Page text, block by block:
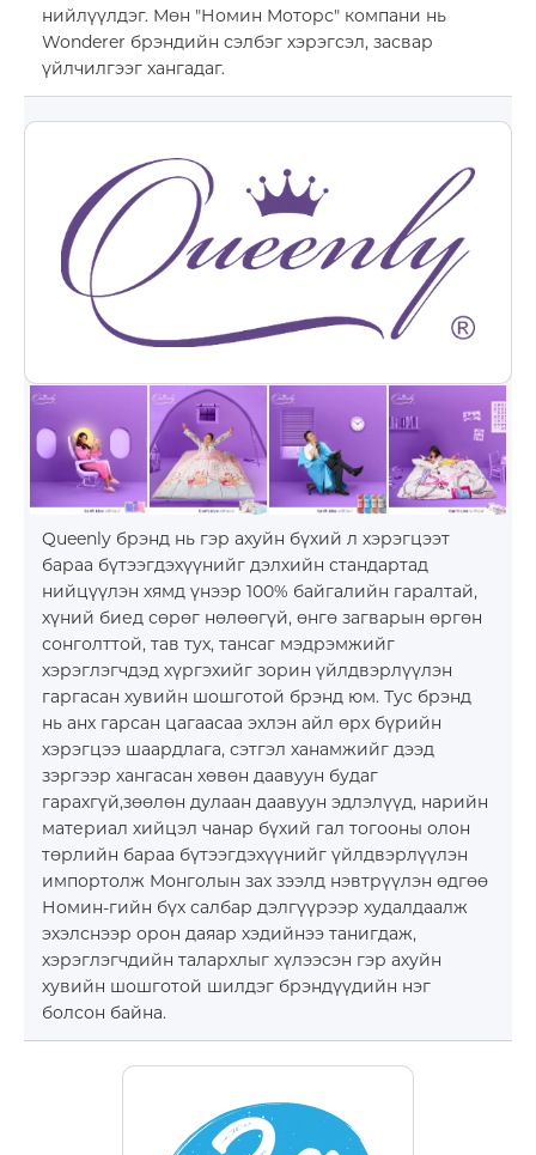
Барилга үл хөдлөх хөрөнгө
БРЭНД
НИЙГМИЙН ХАРИУЦЛАГА
Мэдээ мэдээлэл
нийлүүлдэг. Мөн "Номин Моторс" компани нь
Wonderer брэндийн сэлбэг хэрэгсэл, засвар
үйлчилгээг хангадаг.
Queenly брэнд нь гэр ахуйн бүхий л хэрэгцээт
бараа бүтээгдэхүүнийг дэлхийн стандартад
нийцүүлэн хямд үнээр 100% байгалийн гаралтай,
хүний биед сөрөг нөлөөгүй, өнгө загварын өргөн
сонголттой, тав тух, тансаг мэдрэмжийг
хэрэглэгчдэд хүргэхийг зорин үйлдвэрлүүлэн
гаргасан хувийн шошготой брэнд юм. Тус брэнд
нь анх гарсан цагаасаа эхлэн айл өрх бүрийн
хэрэгцээ шаардлага, сэтгэл ханамжийг дээд
зэргээр хангасан хөвөн даавуун будаг
гарахгүй,зөөлөн дулаан даавуун эдлэлүүд, нарийн
материал хийцэл чанар бүхий гал тогооны олон
төрлийн бараа бүтээгдэхүүнийг үйлдвэрлүүлэн
импортолж Монголын зах зээлд нэвтрүүлэн өдгөө
Номин-гийн бүх салбар дэлгүүрээр худалдаалж
эхэлснээр орон даяар хэдийнээ танигдаж,
хэрэглэгчдийн талархлыг хүлээсэн гэр ахуйн
хувийн шошготой шилдэг брэндүүдийн нэг
болсон байна.